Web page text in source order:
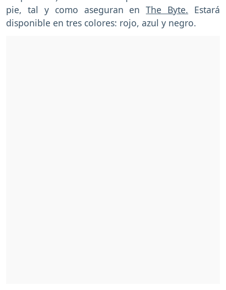
pie, tal y como aseguran enThe Byte. Estará
disponible en tres colores: rojo, azul y negro.